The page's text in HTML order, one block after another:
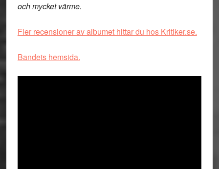
och mycket värme.
Fler recensioner av albumet hittar du hos Kritiker.se.
Bandets hemsida.